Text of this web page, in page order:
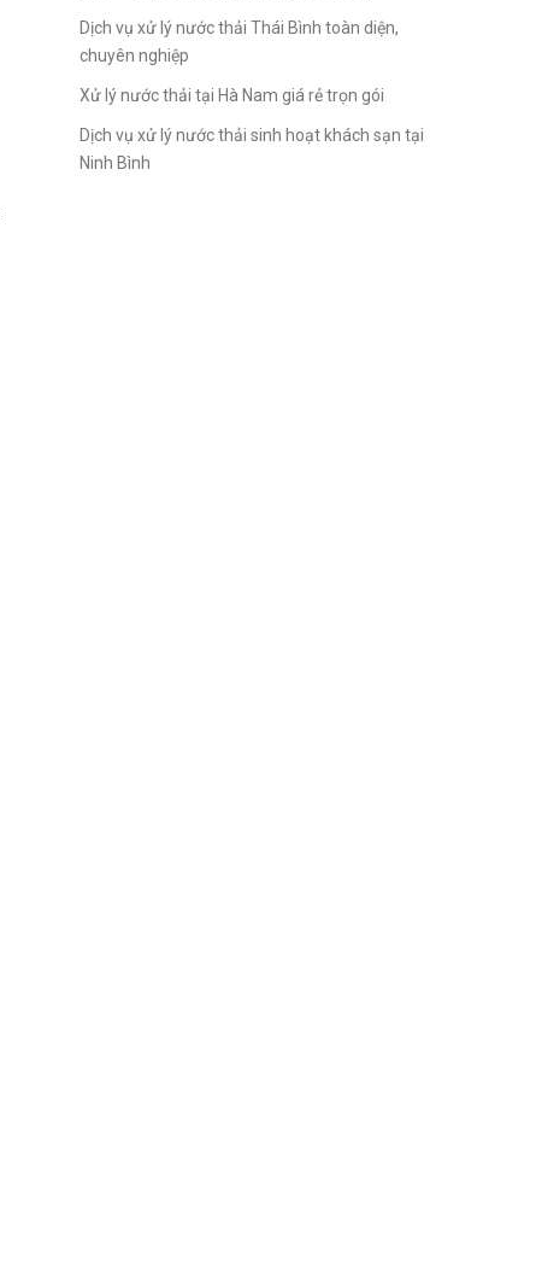
Dịch vụ xử lý nước thải Thái Bình toàn diện,
chuyên nghiệp
Xử lý nước thải tại Hà Nam giá rẻ trọn gói
Dịch vụ xử lý nước thải sinh hoạt khách sạn tại
Ninh Bình